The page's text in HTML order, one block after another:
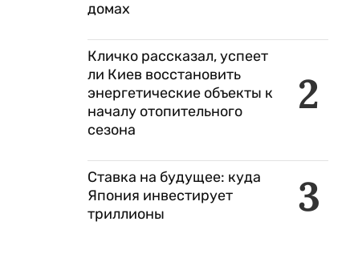
домах
2
Кличко рассказал, успеет
ли Киев восстановить
энергетические объекты к
началу отопительного
сезона
3
Ставка на будущее: куда
Япония инвестирует
триллионы